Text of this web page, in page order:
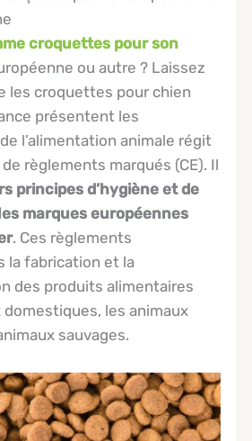
croquettes pour son
ou autre ? Laissez
les croquettes pour chien
présentent les
l’alimentation animale régit
règlements marqués (CE). Il
principes d’hygiène et de
marques européennes
. Ces règlements
la fabrication et la
des produits alimentaires
domestiques, les animaux
sauvages.